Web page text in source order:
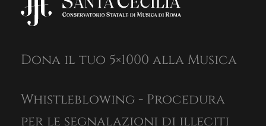
Dona il tuo 5×1000 alla Musica
Whistleblowing - Procedura
per le segnalazioni di illeciti